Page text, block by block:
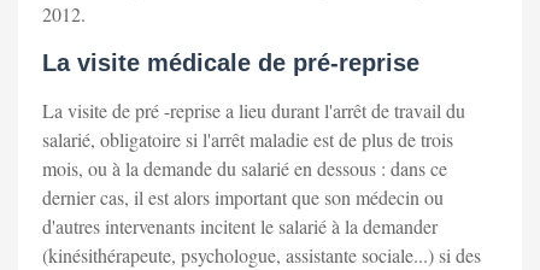
2012.
La visite médicale de pré-reprise
La visite de pré -reprise a lieu durant l'arrêt de travail du
salarié, obligatoire si l'arrêt maladie est de plus de trois
mois, ou à la demande du salarié en dessous : dans ce
dernier cas, il est alors important que son médecin ou
d'autres intervenants incitent le salarié à la demander
(kinésithérapeute, psychologue, assistante sociale...) si des